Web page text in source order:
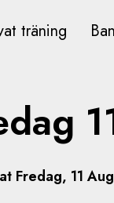
träning
Fredag, 11